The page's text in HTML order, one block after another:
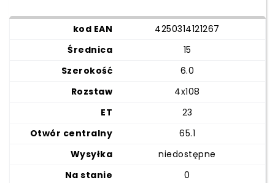
4250314121267
15
6.0
4x108
23
65.1
niedostępne
0